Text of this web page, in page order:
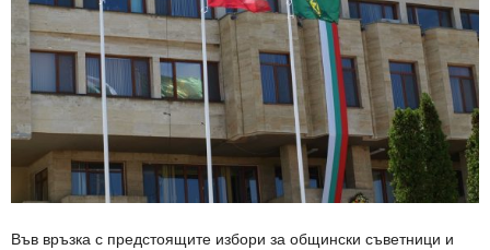
Във връзка с предстоящите избори за общински съветници и